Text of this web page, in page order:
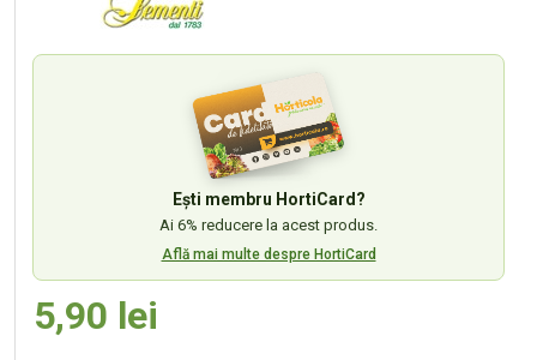
Ești membru HortiCard?
Ai 6% reducere la acest produs.
Află mai multe despre HortiCard
5,90 lei